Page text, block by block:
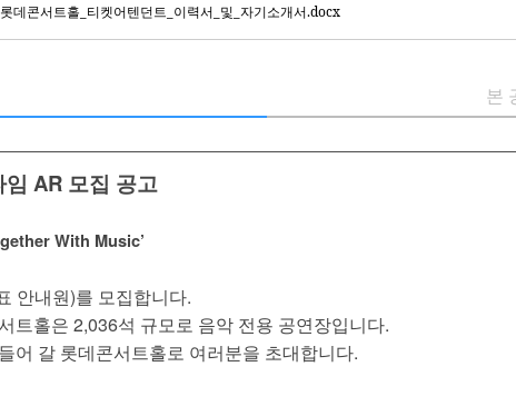
데콘서트홀_티켓어텐던트_이력서_및_자기소개서.docx
본
AR 모집 공고
With Music’
안내원)를 모집합니다.
트홀은 2,036석 규모로 음악 전용 공연장입니다.
어 갈 롯데콘서트홀로 여러분을 초대합니다.